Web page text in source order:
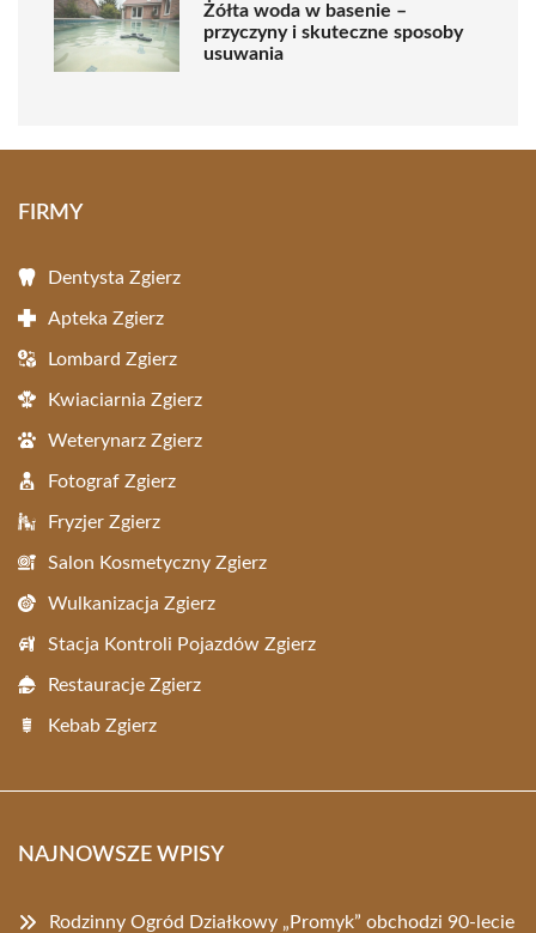
Żółta woda w basenie –
przyczyny i skuteczne sposoby
usuwania
FIRMY
Dentysta Zgierz
Apteka Zgierz
Lombard Zgierz
Kwiaciarnia Zgierz
Weterynarz Zgierz
Fotograf Zgierz
Fryzjer Zgierz
Salon Kosmetyczny Zgierz
Wulkanizacja Zgierz
Stacja Kontroli Pojazdów Zgierz
Restauracje Zgierz
Kebab Zgierz
NAJNOWSZE WPISY
Rodzinny Ogród Działkowy „Promyk” obchodzi 90-lecie